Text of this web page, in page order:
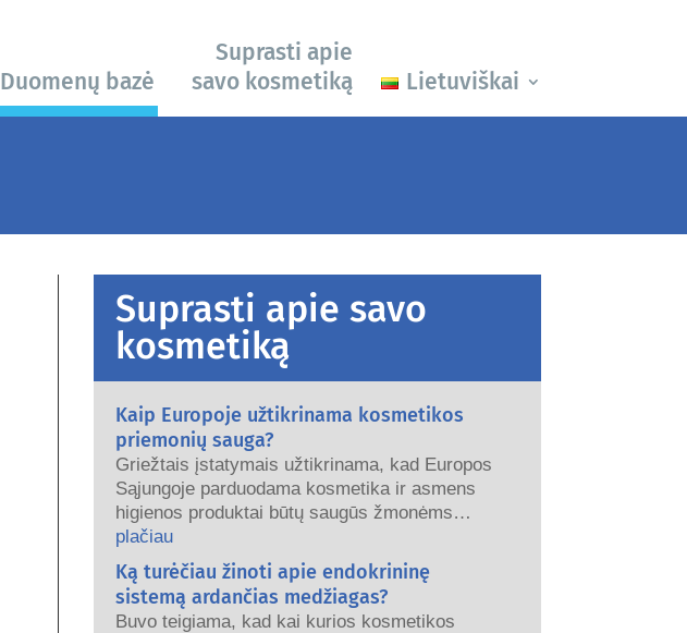
Duomenų bazė
Suprasti apie
savo kosmetiką
Lietuviškai
Suprasti apie savo
kosmetiką
Kaip Europoje užtikrinama kosmetikos
priemonių sauga?
Griežtais įstatymais užtikrinama, kad Europos
Sąjungoje parduodama kosmetika ir asmens
higienos produktai būtų saugūs žmonėms
naudoti. Įmonės, nacionalinės ir Europos
reguliavimo institucijos dalijasi atsakomybe už
kosmetikos gaminių saugą.
plačiau
Ką turėčiau žinoti apie endokrininę
sistemą ardančias medžiagas?
Buvo teigiama, kad kai kurios kosmetikos